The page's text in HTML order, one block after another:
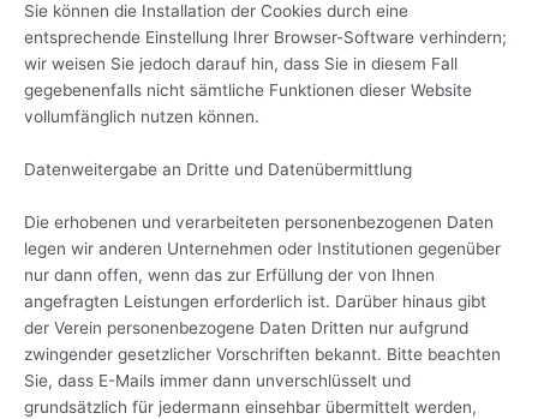
Sie können die Installation der Cookies durch eine
entsprechende Einstellung Ihrer Browser-Software verhindern;
wir weisen Sie jedoch darauf hin, dass Sie in diesem Fall
gegebenenfalls nicht sämtliche Funktionen dieser Website
vollumfänglich nutzen können.
Datenweitergabe an Dritte und Datenübermittlung
Die erhobenen und verarbeiteten personenbezogenen Daten
legen wir anderen Unternehmen oder Institutionen gegenüber
nur dann offen, wenn das zur Erfüllung der von Ihnen
angefragten Leistungen erforderlich ist. Darüber hinaus gibt
der Verein personenbezogene Daten Dritten nur aufgrund
zwingender gesetzlicher Vorschriften bekannt. Bitte beachten
Sie, dass E-Mails immer dann unverschlüsselt und
grundsätzlich für jedermann einsehbar übermittelt werden,